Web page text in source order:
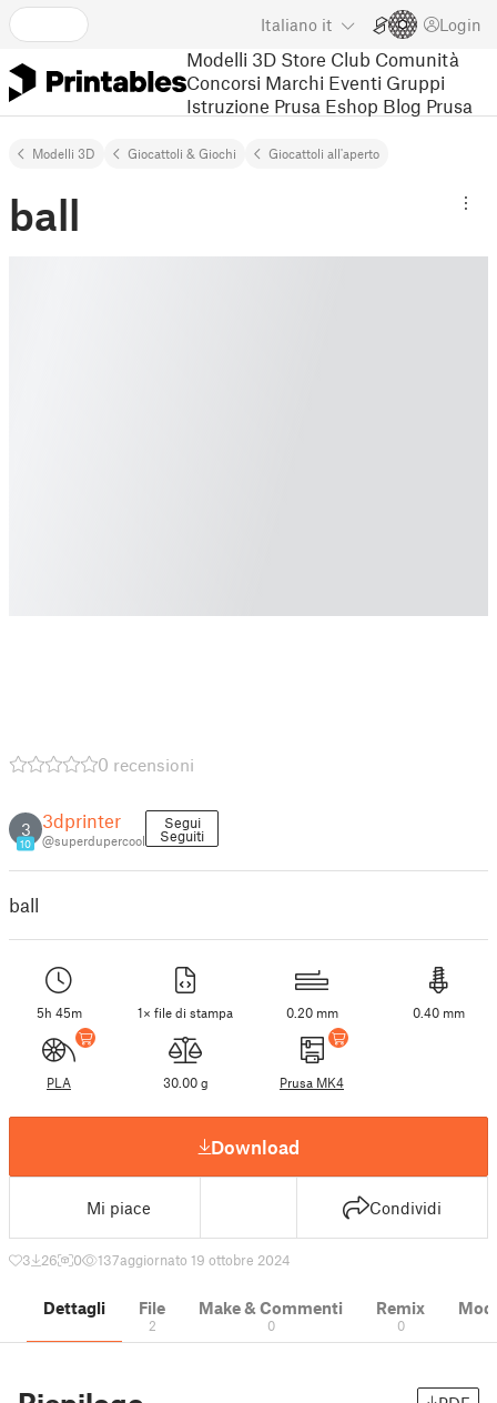
Italiano it Login
Modelli 3D Store Club Comunità
Concorsi Marchi Eventi Gruppi
Istruzione Prusa Eshop Blog Prusa
Modelli 3D Giocattoli & Giochi Giocattoli all'aperto
ball
0 recensioni
3
10
3dprinter
@superdupercool
Segui
Seguiti
ball
5h 45m 1× file di stampa 0.20 mm 0.40 mm
PLA 30.00 g Prusa MK4
Download
Mi piace Condividi
3 26 0 137aggiornato 19 ottobre 2024
Dettagli File
2
Make & Commenti
0
Remix
0